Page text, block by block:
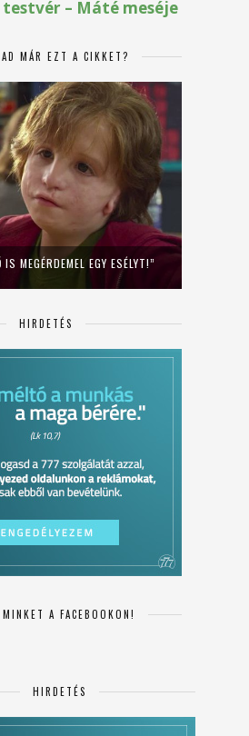
MÁR EZT A CIKKET?
MEGÉRDEMEL EGY ESÉLYT!”
HIRDETÉS
A FACEBOOKON!
HIRDETÉS